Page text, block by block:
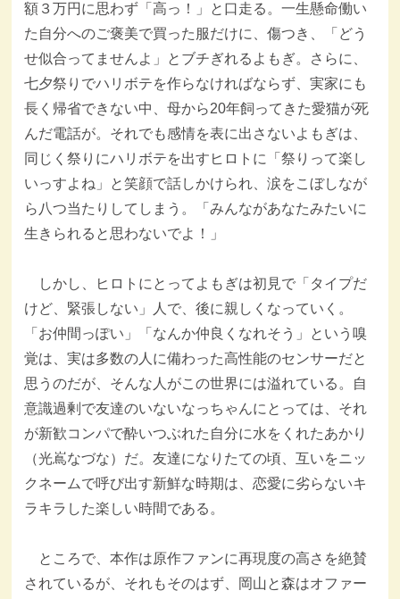
額３万円に思わず「高っ！」と口走る。一生懸命働い
た自分へのご褒美で買った服だけに、傷つき、「どう
せ似合ってませんよ」とブチぎれるよもぎ。さらに、
七夕祭りでハリボテを作らなければならず、実家にも
長く帰省できない中、母から20年飼ってきた愛猫が死
んだ電話が。それでも感情を表に出さないよもぎは、
同じく祭りにハリボテを出すヒロトに「祭りって楽し
いっすよね」と笑顔で話しかけられ、涙をこぼしなが
ら八つ当たりしてしまう。「みんながあなたみたいに
生きられると思わないでよ！」
しかし、ヒロトにとってよもぎは初見で「タイプだ
けど、緊張しない」人で、後に親しくなっていく。
「お仲間っぽい」「なんか仲良くなれそう」という嗅
覚は、実は多数の人に備わった高性能のセンサーだと
思うのだが、そんな人がこの世界には溢れている。自
意識過剰で友達のいないなっちゃんにとっては、それ
が新歓コンパで酔いつぶれた自分に水をくれたあかり
（光嶌なづな）だ。友達になりたての頃、互いをニッ
クネームで呼び出す新鮮な時期は、恋愛に劣らないキ
ラキラした楽しい時間である。
ところで、本作は原作ファンに再現度の高さを絶賛
されているが、それもそのはず、岡山と森はオファー